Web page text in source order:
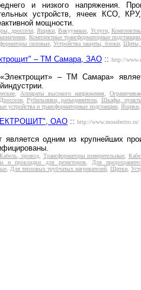
и низкого напряжения.
устройств, ячеек КСО,
мощности.
дроссели, Ящики,Вакуумные, Услуги,
, Комплектные трансформаторные подстанции
силовые, Устройства защиты, блоки, Щиты,
– ТМ Самара, ЗАО :: http://
– ТМ Самара»
Аппараты высокого напряжения
Дроссели, Рубильники, разъединители
Шкафы,
устройства и трансформаторные подстанции Ящики
ОАО :: http://www.moselectro.ru/
одним из крупнейших
Кабель, провод Трансформаторы измерительные
и прокладки для резисторов, Для
Для тепловых трубчатых нагревателей Щитки